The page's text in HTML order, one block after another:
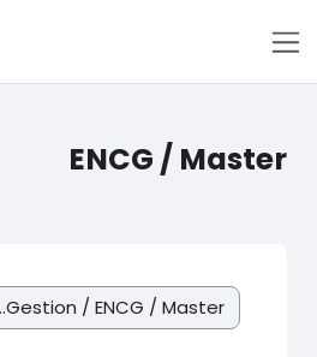
ENCG / Master
تصنيفات المقررات